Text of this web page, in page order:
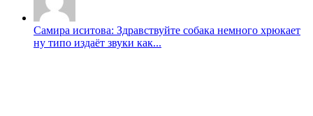
Самира иситова: Здравствуйте собака немного хрюкает
ну типо издаёт звуки как...